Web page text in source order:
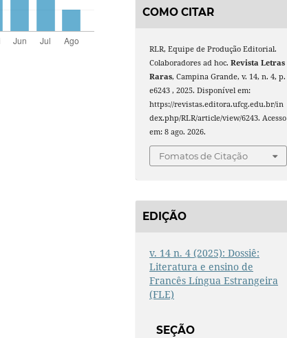
COMO CITAR
RLR, Equipe de Produção Editorial.
Colaboradores ad hoc.Revista Letras
Raras, Campina Grande, v. 14, n. 4, p.
e6243 , 2025. Disponível em:
https://revistas.editora.ufcg.edu.br/in
dex.php/RLR/article/view/6243. Acesso
em: 8 ago. 2026.
Fomatos de Citação
EDIÇÃO
v. 14 n. 4 (2025): Dossiê:
Literatura e ensino de
Francês Língua Estrangeira
(FLE)
SEÇÃO